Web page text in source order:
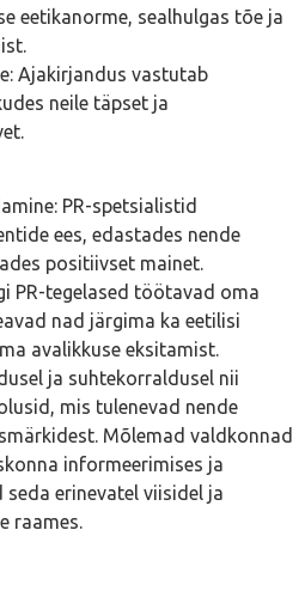
eetikanorme, sealhulgas tõe ja
Ajakirjandus vastutab
neile täpset ja
PR-spetsialistid
ees, edastades nende
positiivset mainet.
PR-tegelased töötavad oma
nad järgima ka eetilisi
avalikkuse eksitamist.
ja suhtekorraldusel nii
mis tulenevad nende
Mõlemad valdkonnad
informeerimises ja
erinevatel viisidel ja
raames.